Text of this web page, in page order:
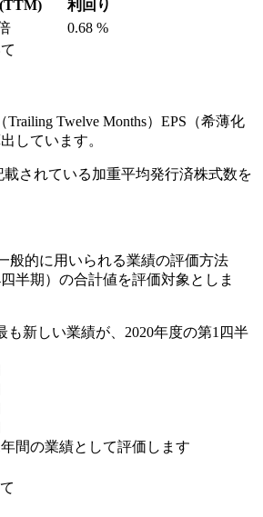
利回り
0.68 %
Twelve Months）EPS（希薄化
しています。
載されている加重平均発行済株式数を
般的に用いられる業績の評価方法
半期）の合計値を評価対象としま
も新しい業績が、2020年度の第1四半
間の業績として評価します